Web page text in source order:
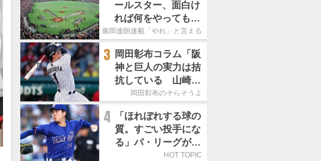
ールスター、面白け
れば何をやってもい
いという発想は大間
廣岡達朗連載「やれ」と言える信念
3
岡田彰布コラム「阪
神と巨人の実力は拮
抗している 山崎、
小笠原の存在は大き
岡田彰布のそらそうよ
4
「ほれぼれする球の
質。すごい投手にな
る」パ・リーグが驚
いた「中日の左腕」
HOT TOPIC